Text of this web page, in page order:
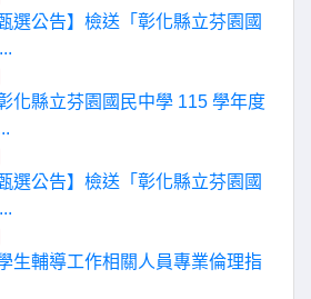
選公告】檢送「彰化縣立芬園國
化縣立芬園國民中學 115 學年度
選公告】檢送「彰化縣立芬園國
生輔導工作相關人員專業倫理指